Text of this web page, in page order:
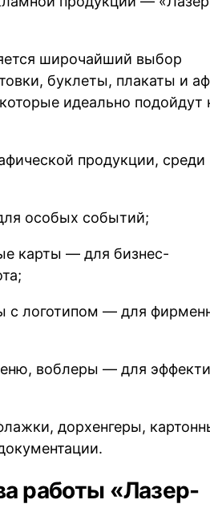
широчайший выбор
буклеты, плакаты и
идеально подойдут
продукции, среди
особых событий;
карты — для бизнес-
с логотипом — для
воблеры — для
дорхенгеры,
работы «Лазер-